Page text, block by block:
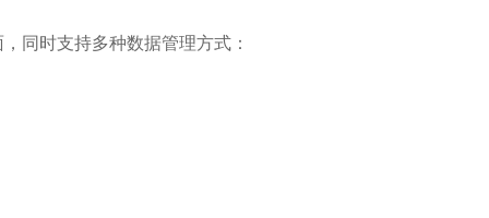
同时支持多种数据管理方式：